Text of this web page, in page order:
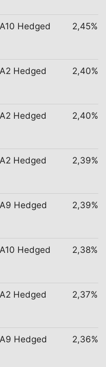
Hedged
2,45%
Hedged
2,40%
Hedged
2,40%
Hedged
2,39%
Hedged
2,39%
Hedged
2,38%
Hedged
2,37%
Hedged
2,36%